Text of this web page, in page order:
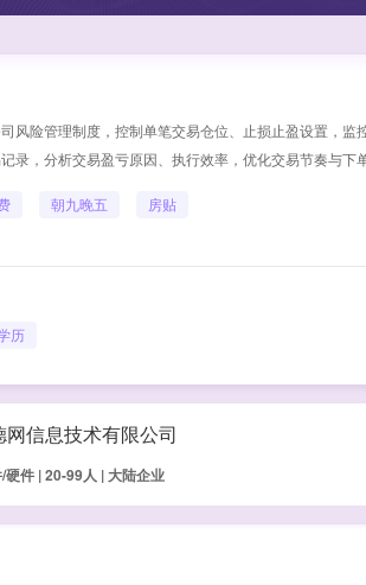
风险管理制度，控制单笔交易仓位、止损止盈设置，
录，分析交易盈亏原因、执行效率，优化交易节奏与
朝九晚五 房贴
历
网信息技术有限公司
硬件 | 20-99人 | 大陆企业